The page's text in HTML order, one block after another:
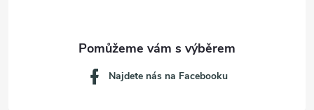
Najdete nás na Facebooku